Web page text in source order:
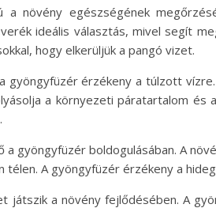
a növény egészségének
ideális választás, mivel segít
hogy elkerüljük a pangó vizet.
érzékeny a túlzott
a környezeti páratartalom
gyöngyfüzér boldogulásában. A
télen. A gyöngyfüzér érzékeny a
játszik a növény fejlődésében. A